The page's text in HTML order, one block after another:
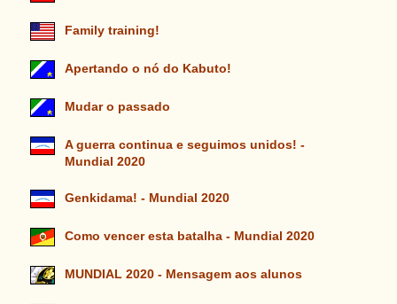
Family training!
Apertando o nó do Kabuto!
Mudar o passado
A guerra continua e seguimos unidos! -
Mundial 2020
Genkidama! - Mundial 2020
Como vencer esta batalha - Mundial 2020
MUNDIAL 2020 - Mensagem aos alunos